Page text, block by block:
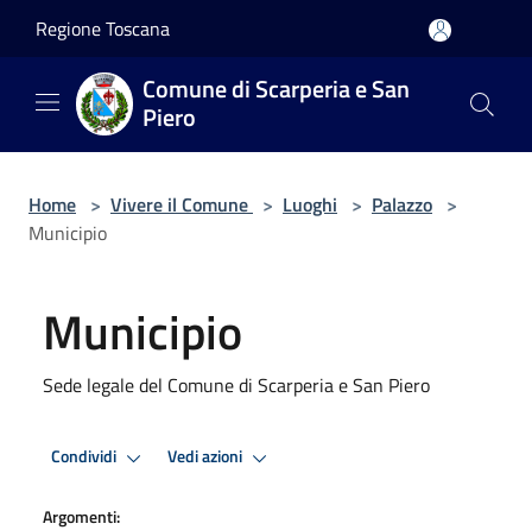
Regione Toscana
Comune di Scarperia e San
Piero
Home > Vivere il Comune > Luoghi > Palazzo >
Municipio
Municipio
Sede legale del Comune di Scarperia e San Piero
Condividi Vedi azioni
Argomenti: